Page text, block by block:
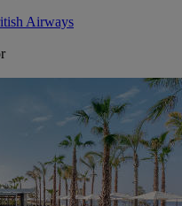
Airways